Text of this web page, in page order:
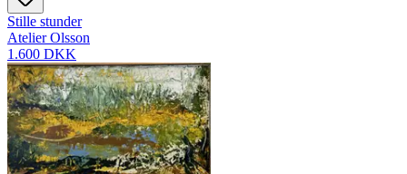
Stille stunder
Atelier Olsson
1.600 DKK